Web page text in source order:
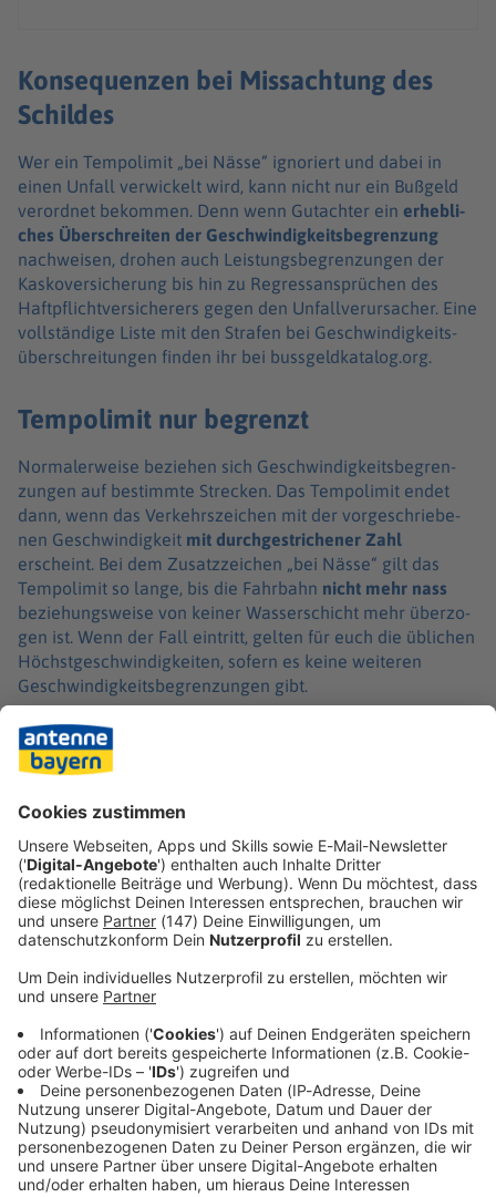
Konsequenzen bei Missachtung des
Schildes
Wer ein Tempo­li­mit „bei Nässe“ igno­riert und dabei in
einen Unfall verwi­ckelt wird, kann nicht nur ein Bußgeld
verord­net bekom­men. Denn wenn Gutach­ter ein erheb­li­
ches Über­schrei­ten der Geschwin­dig­keits­be­gren­zung
nach­wei­sen, drohen auch Leis­tungs­be­gren­zun­gen der
Kasko­ver­si­che­rung bis hin zu Regress­ansprü­chen des
Haft­pflicht­ver­si­che­rers gegen den Unfall­ve­rur­sa­cher. Eine
voll­stän­dige Liste mit den Stra­fen bei Geschwin­dig­keits­
über­schrei­tun­gen finden ihr bei buss­geld­ka­ta­log.org.
Tempolimit nur begrenzt
Norma­le­r­weise bezie­hen sich Geschwin­dig­keits­be­gren­
zun­gen auf bestimmte Stre­cken. Das Tempo­li­mit endet
dann, wenn das Verkehrs­zei­chen mit der vorge­schrie­be­
nen Geschwin­dig­keit mit durch­ge­stri­che­ner Zahl
erscheint. Bei dem Zusatz­zei­chen „bei Nässe“ gilt das
Tempo­li­mit so lange, bis die Fahr­bahn nicht mehr nass
bezie­hungs­weise von keiner Wasser­schicht mehr über­zo­
gen ist. Wenn der Fall eintritt, gelten für euch die übli­chen
Höchst­ge­schwin­dig­kei­ten, sofern es keine weite­ren
Geschwin­dig­keits­be­gren­zun­gen gibt.
Hier findet ihr den Bußgeld­ka­ta­log: